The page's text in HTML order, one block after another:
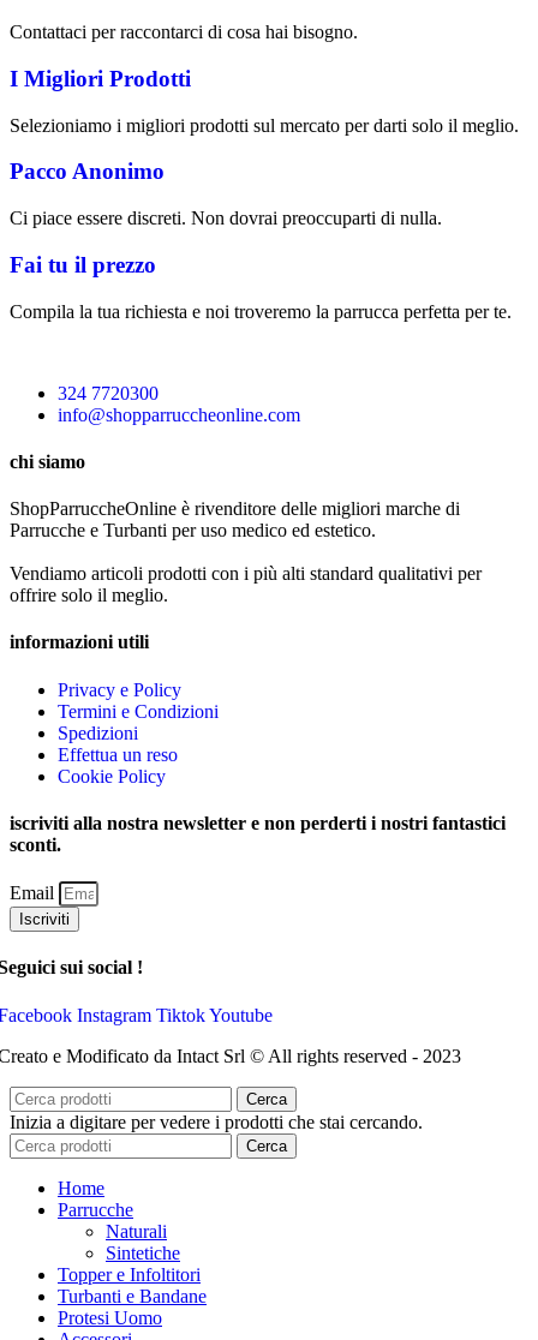
Contattaci per raccontarci di cosa hai bisogno.
I Migliori Prodotti
Selezioniamo i migliori prodotti sul mercato per darti solo il meglio.
Pacco Anonimo
Ci piace essere discreti. Non dovrai preoccuparti di nulla.
Fai tu il prezzo
Compila la tua richiesta e noi troveremo la parrucca perfetta per te.
324 7720300
info@shopparruccheonline.com
chi siamo
ShopParruccheOnline è rivenditore delle migliori marche di
Parrucche e Turbanti per uso medico ed estetico.
Vendiamo articoli prodotti con i più alti standard qualitativi per
offrire solo il meglio.
informazioni utili
Privacy e Policy
Termini e Condizioni
Spedizioni
Effettua un reso
Cookie Policy
iscriviti alla nostra newsletter e non perderti i nostri fantastici
sconti.
Email
Iscriviti
sui social !
Instagram TiktokYoutube
e Modificato da Intact Srl © All rights reserved - 2023
Cerca
Inizia a digitare per vedere i prodotti che stai cercando.
Cerca
Home
Parrucche
Naturali
Sintetiche
Topper e Infoltitori
Turbanti e Bandane
Protesi Uomo